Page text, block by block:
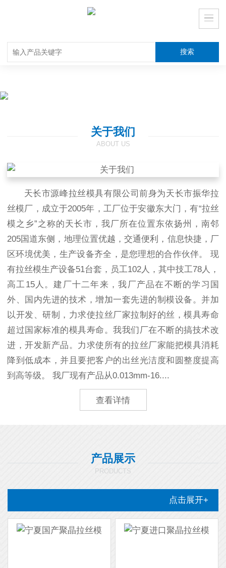
关于我们
ABOUT US
天长市源峰拉丝模具有限公司前身为天长市振华拉
丝模厂，成立于2005年，工厂位于安徽东大门，有“拉丝
模之乡”之称的天长市，我厂所在位置东依扬州，南邻
205国道东侧，地理位置优越，交通便利，信息快捷，厂
区环境优美，生产设备齐全，是您理想的合作伙伴。 现
有拉丝模生产设备51台套，员工102人，其中技工78人，
高工15人。建厂十二年来，我厂产品在不断的学习国
外、国内先进的技术，增加一套先进的制模设备。并加
以开发、研制，力求使拉丝厂家拉制好的丝，模具寿命
超过国家标准的模具寿命。我我们厂在不断的搞技术改
进，开发新产品。力求使所有的拉丝厂家能把模具消耗
降到低成本，并且要把客户的出丝光洁度和圆整度提高
到高等级。 我厂现有产品从0.013mm-16....
查看详情
产品展示
PRODUCTS
点击展开+